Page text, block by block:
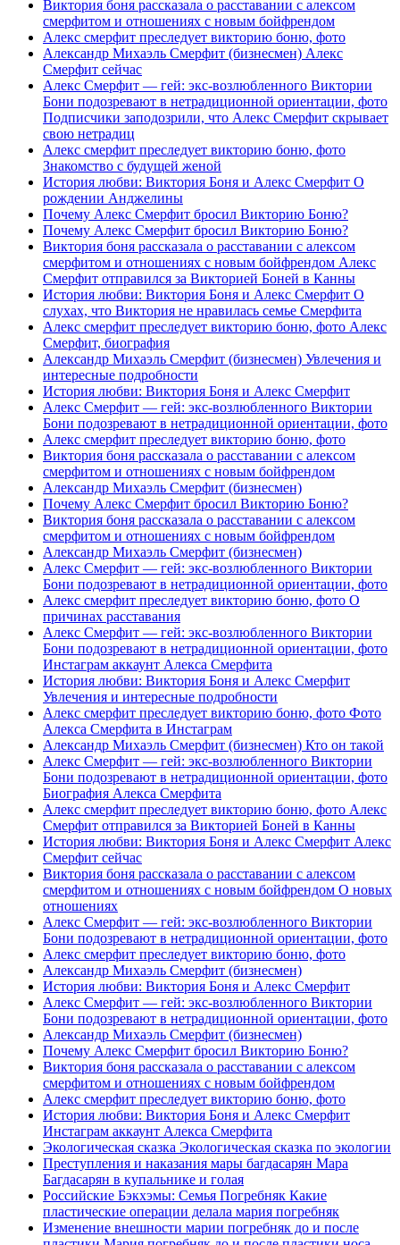
Виктория боня рассказала о расставании с алексом
смерфитом и отношениях с новым бойфрендом
Алекс смерфит преследует викторию боню, фото
Александр Михаэль Смерфит (бизнесмен) Алекс
Смерфит сейчас
Алекс Смерфит — гей: экс-возлюбленного Виктории
Бони подозревают в нетрадиционной ориентации, фото
Подписчики заподозрили, что Алекс Смерфит скрывает
свою нетрадиц
Алекс смерфит преследует викторию боню, фото
Знакомство с будущей женой
История любви: Виктория Боня и Алекс Смерфит О
рождении Анджелины
Почему Алекс Смерфит бросил Викторию Боню?
Почему Алекс Смерфит бросил Викторию Боню?
Виктория боня рассказала о расставании с алексом
смерфитом и отношениях с новым бойфрендом Алекс
Смерфит отправился за Викторией Боней в Канны
История любви: Виктория Боня и Алекс Смерфит О
слухах, что Виктория не нравилась семье Смерфита
Алекс смерфит преследует викторию боню, фото Алекс
Смерфит, биография
Александр Михаэль Смерфит (бизнесмен) Увлечения и
интересные подробности
История любви: Виктория Боня и Алекс Смерфит
Алекс Смерфит — гей: экс-возлюбленного Виктории
Бони подозревают в нетрадиционной ориентации, фото
Алекс смерфит преследует викторию боню, фото
Виктория боня рассказала о расставании с алексом
смерфитом и отношениях с новым бойфрендом
Александр Михаэль Смерфит (бизнесмен)
Почему Алекс Смерфит бросил Викторию Боню?
Виктория боня рассказала о расставании с алексом
смерфитом и отношениях с новым бойфрендом
Александр Михаэль Смерфит (бизнесмен)
Алекс Смерфит — гей: экс-возлюбленного Виктории
Бони подозревают в нетрадиционной ориентации, фото
Алекс смерфит преследует викторию боню, фото О
причинах расставания
Алекс Смерфит — гей: экс-возлюбленного Виктории
Бони подозревают в нетрадиционной ориентации, фото
Инстаграм аккаунт Алекса Смерфита
История любви: Виктория Боня и Алекс Смерфит
Увлечения и интересные подробности
Алекс смерфит преследует викторию боню, фото Фото
Алекса Смерфита в Инстаграм
Александр Михаэль Смерфит (бизнесмен) Кто он такой
Алекс Смерфит — гей: экс-возлюбленного Виктории
Бони подозревают в нетрадиционной ориентации, фото
Биография Алекса Смерфита
Алекс смерфит преследует викторию боню, фото Алекс
Смерфит отправился за Викторией Боней в Канны
История любви: Виктория Боня и Алекс Смерфит Алекс
Смерфит сейчас
Виктория боня рассказала о расставании с алексом
смерфитом и отношениях с новым бойфрендом О новых
отношениях
Алекс Смерфит — гей: экс-возлюбленного Виктории
Бони подозревают в нетрадиционной ориентации, фото
Алекс смерфит преследует викторию боню, фото
Александр Михаэль Смерфит (бизнесмен)
История любви: Виктория Боня и Алекс Смерфит
Алекс Смерфит — гей: экс-возлюбленного Виктории
Бони подозревают в нетрадиционной ориентации, фото
Александр Михаэль Смерфит (бизнесмен)
Почему Алекс Смерфит бросил Викторию Боню?
Виктория боня рассказала о расставании с алексом
смерфитом и отношениях с новым бойфрендом
Алекс смерфит преследует викторию боню, фото
История любви: Виктория Боня и Алекс Смерфит
Инстаграм аккаунт Алекса Смерфита
Экологическая сказка Экологическая сказка по экологии
Преступления и наказания мары багдасарян Мара
Багдасарян в купальнике и голая
Российские Бэкхэмы: Семья Погребняк Какие
пластические операции делала мария погребняк
Изменение внешности марии погребняк до и после